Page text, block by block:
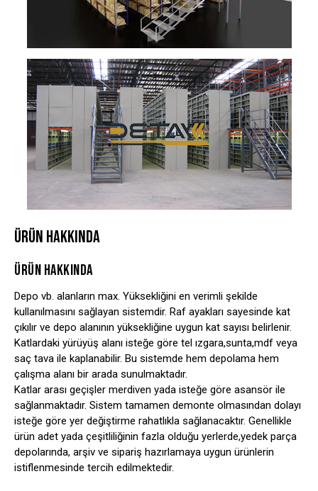
ÜRÜN HAKKINDA
ÜRÜN HAKKINDA
Depo vb. alanların max. Yüksekliğini en verimli şekilde
kullanılmasını sağlayan sistemdir. Raf ayakları sayesinde kat
çıkılır ve depo alanının yüksekliğine uygun kat sayısı belirlenir.
Katlardaki yürüyüş alanı isteğe göre tel ızgara,sunta,mdf veya
saç tava ile kaplanabilir. Bu sistemde hem depolama hem
çalışma alanı bir arada sunulmaktadır.
Katlar arası geçişler merdiven yada isteğe göre asansör ile
sağlanmaktadır. Sistem tamamen demonte olmasından dolayı
isteğe göre yer değiştirme rahatlıkla sağlanacaktır. Genellikle
ürün adet yada çeşitliliğinin fazla olduğu yerlerde,yedek parça
depolarında, arşiv ve sipariş hazırlamaya uygun ürünlerin
istiflenmesinde tercih edilmektedir.